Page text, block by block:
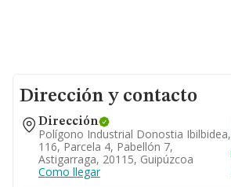
Dirección y contacto
Dirección
Polígono Industrial Donostia Ibilbidea,
116, Parcela 4, Pabellón 7,
Astigarraga, 20115, Guipúzcoa
Como llegar